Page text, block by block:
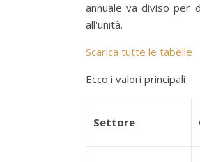
annuale va diviso per
all'unità.
Scarica tutte le tabelle
Ecco i valori principali
Settore